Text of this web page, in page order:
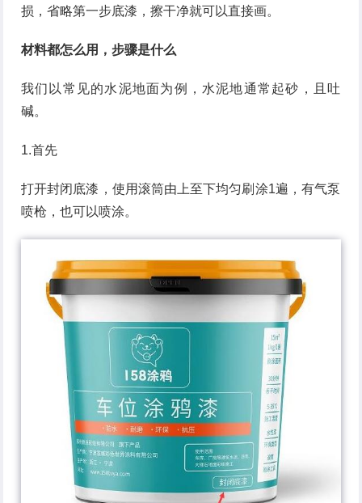
损，省略第一步底漆，擦干净就可以直接画。
材料都怎么用，步骤是什么
我们以常见的水泥地面为例，水泥地通常起砂，且吐
碱。
1.首先
打开封闭底漆，使用滚筒由上至下均匀刷涂1遍，有气泵
喷枪，也可以喷涂。